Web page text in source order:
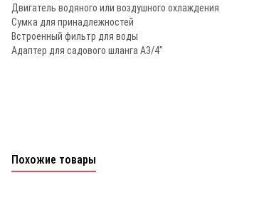
Двигатель водяного или воздушного охлаждения
Сумка для принадлежностей
Встроенный фильтр для воды
Адаптер для садового шланга A3/4"
Похожие товары